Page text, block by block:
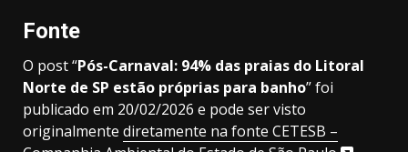
Fonte
O post “Pós-Carnaval: 94% das praias do Litoral
Norte de SP estão próprias para banho” foi
publicado em 20/02/2026 e pode ser visto
originalmente diretamente na fonte CETESB –